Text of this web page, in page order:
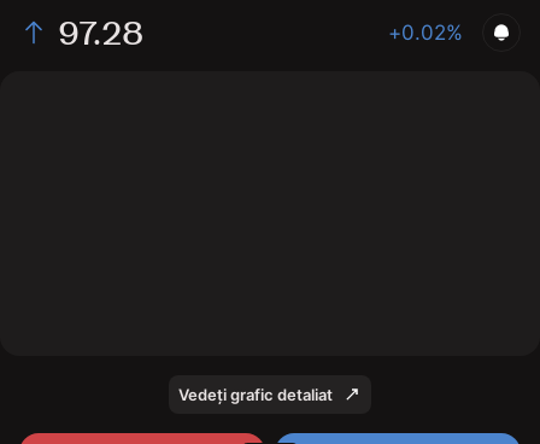
97.28 +0.02%
Vedeți grafic detaliat